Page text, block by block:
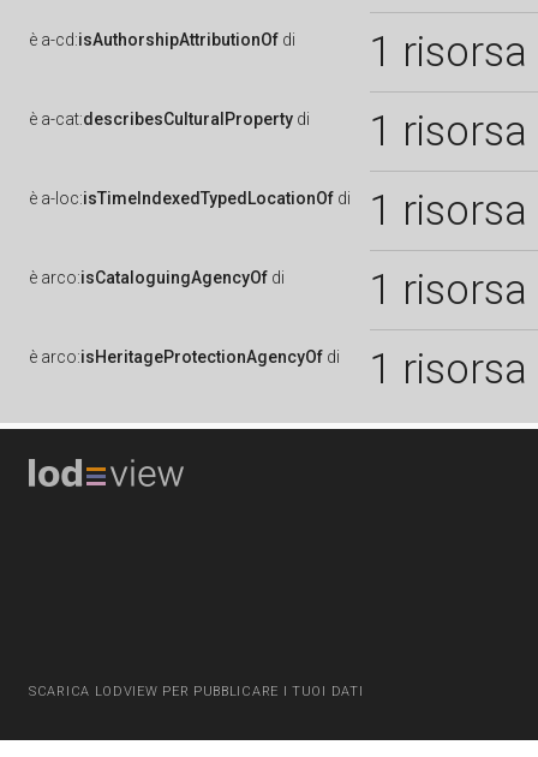
è a-cd:isAuthorshipAttributionOf di 1 risorsa
è a-cat:describesCulturalProperty di 1 risorsa
è a-loc:isTimeIndexedTypedLocationOf di 1 risorsa
è arco:isCataloguingAgencyOf di 1 risorsa
è arco:isHeritageProtectionAgencyOf di 1 risorsa
SCARICA LODVIEW PER PUBBLICARE I TUOI DATI